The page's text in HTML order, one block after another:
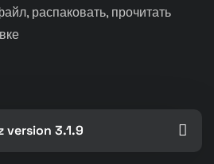
распаковать, прочитать
version 3.1.9